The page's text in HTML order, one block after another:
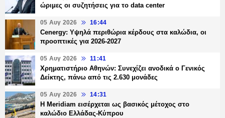
ώριμες οι συζητήσεις για το data center
05 Αυγ 2026 16:44
Cenergy: Υψηλά περιθώρια κέρδους στα καλώδια, οι
προοπτικές για 2026-2027
05 Αυγ 2026 11:41
Χρηματιστήριο Αθηνών: Συνεχίζει ανοδικά ο Γενικός
Δείκτης, πάνω από τις 2.630 μονάδες
05 Αυγ 2026 14:31
Η Meridiam εισέρχεται ως βασικός μέτοχος στο
καλώδιο Ελλάδας-Κύπρου